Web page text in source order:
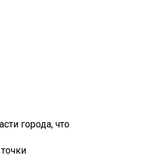
города, что